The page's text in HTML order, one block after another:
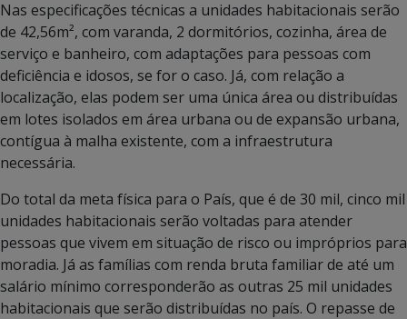
Nas especificações técnicas a unidades habitacionais serão
de 42,56m², com varanda, 2 dormitórios, cozinha, área de
serviço e banheiro, com adaptações para pessoas com
deficiência e idosos, se for o caso. Já, com relação a
localização, elas podem ser uma única área ou distribuídas
em lotes isolados em área urbana ou de expansão urbana,
contígua à malha existente, com a infraestrutura
necessária.
Do total da meta física para o País, que é de 30 mil, cinco mil
unidades habitacionais serão voltadas para atender
pessoas que vivem em situação de risco ou impróprios para
moradia. Já as famílias com renda bruta familiar de até um
salário mínimo corresponderão as outras 25 mil unidades
habitacionais que serão distribuídas no país. O repasse de